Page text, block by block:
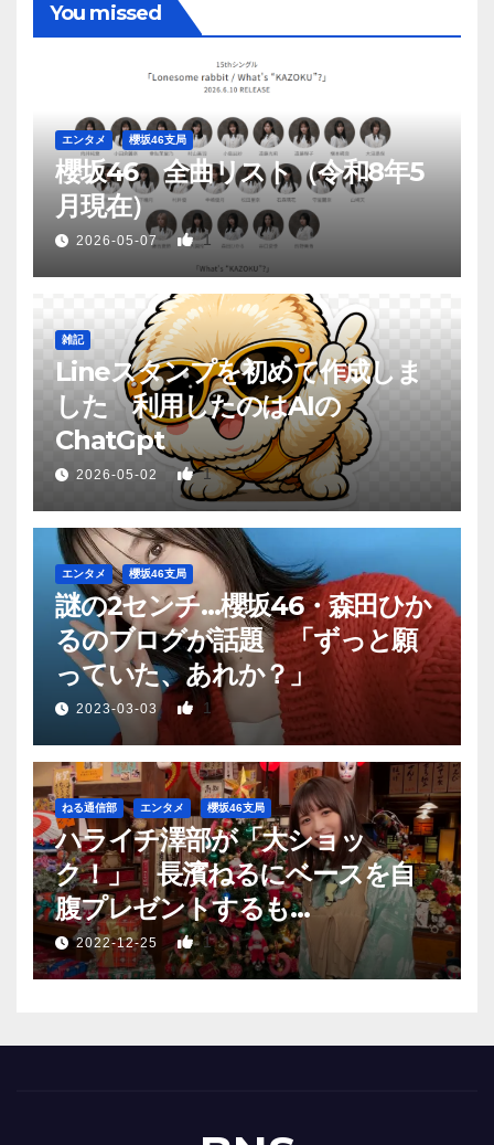
You missed
エンタメ 櫻坂46支局
櫻坂46 全曲リスト（令和8年5
月現在）
2026-05-07 1
雑記
Lineスタンプを初めて作成しま
した 利用したのはAIの
ChatGpt
2026-05-02 1
エンタメ 櫻坂46支局
謎の2センチ…櫻坂46・森田ひか
るのブログが話題 「ずっと願
っていた、あれか？」
2023-03-03 1
ねる通信部 エンタメ 櫻坂46支局
ハライチ澤部が「大ショッ
ク！」 長濱ねるにベースを自
腹プレゼントするも…
2022-12-25 1